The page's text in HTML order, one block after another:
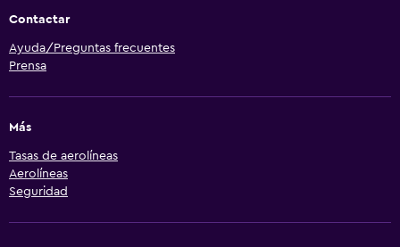
Contactar
Ayuda/Preguntas frecuentes
Prensa
Más
Tasas de aerolíneas
Aerolíneas
Seguridad